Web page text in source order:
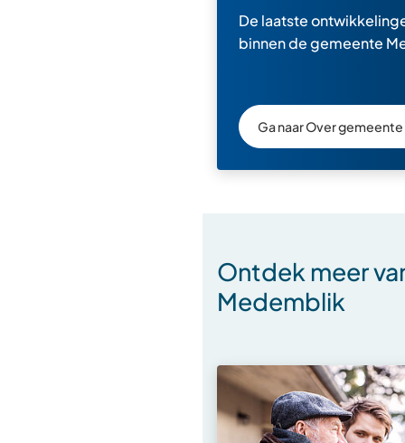
De laatste
binnen de gemeente
Ga naar Over
Ontdek meer
Medemblik